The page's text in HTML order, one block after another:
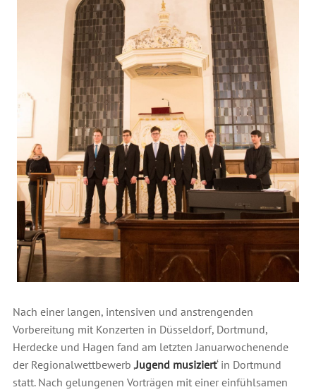
Nach einer langen, intensiven und anstrengenden
Vorbereitung mit Konzerten in Düsseldorf, Dortmund,
Herdecke und Hagen fand am letzten Januarwochenende
der Regionalwettbewerb ‚Jugend musiziert‘ in Dortmund
statt. Nach gelungenen Vorträgen mit einer einfühlsamen